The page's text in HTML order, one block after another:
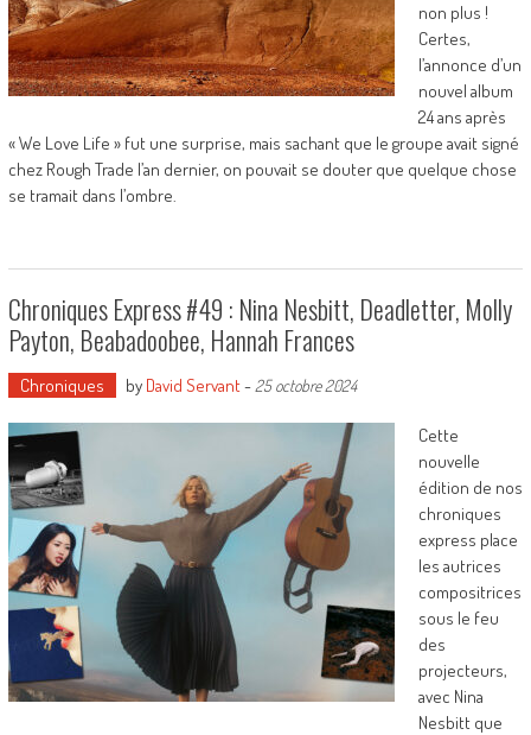
non plus !
Certes,
l’annonce d’un
nouvel album
24 ans après
« We Love Life » fut une surprise, mais sachant que le groupe avait signé
chez Rough Trade l’an dernier, on pouvait se douter que quelque chose
se tramait dans l’ombre.
Chroniques Express #49 : Nina Nesbitt, Deadletter, Molly
Payton, Beabadoobee, Hannah Frances
Chroniques by David Servant- 25 octobre 2024
Cette
nouvelle
édition de nos
chroniques
express place
les autrices
compositrices
sous le feu
des
projecteurs,
avec Nina
Nesbitt que